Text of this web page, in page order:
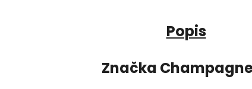
Popis
Značka